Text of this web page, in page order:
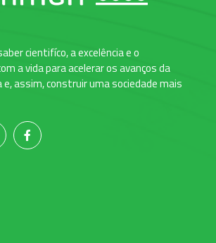
cientifíco, a excelência e o
a vida para acelerar os avanços da
assim, construir uma sociedade mais